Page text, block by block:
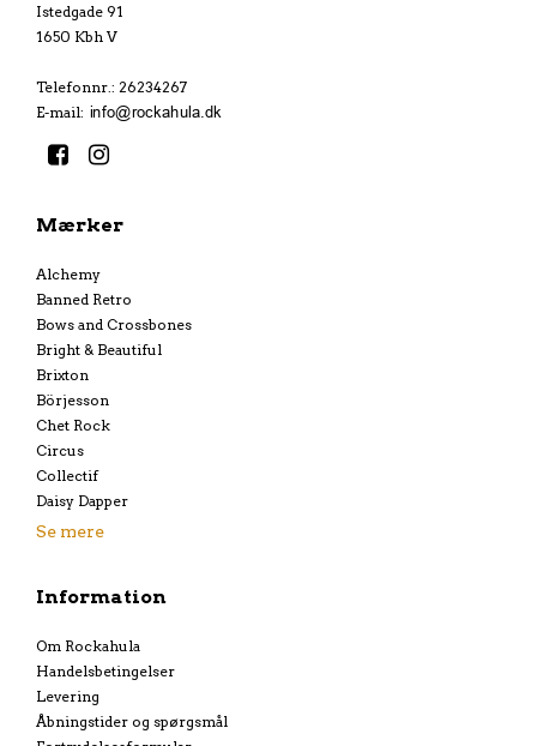
Istedgade 91
1650 Kbh V
Telefonnr. : 26234267
E-mail:
Mærker
Alchemy
Banned Retro
Bows and Crossbones
Bright & Beautiful
Brixton
Börjesson
Chet Rock
Circus
Collectif
Daisy Dapper
Se mere
Information
Om Rockahula
Handelsbetingelser
Levering
Åbningstider og spørgsmål